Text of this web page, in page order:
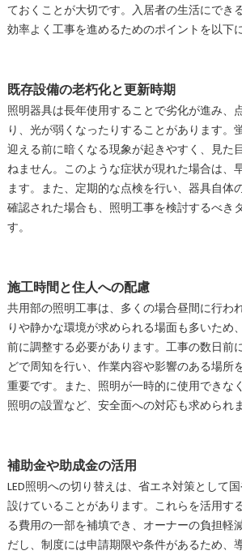
ておくことが大切です。入居者の生活にでき
効率よく工事を進めるためのポイントを以下
既存設備の老朽化と更新時期
照明器具は長年使用することで劣化が進み、
り、光が弱くなったりすることがあります。
迎える前に暗くなる現象が起きやすく、見た
ねません。このような症状が現れた場合は、
ます。また、定期的な点検を行い、器具自体
確認された場合も、照明工事を検討するべき
す。
施工時間と住人への配慮
共用部の照明工事は、多くの場合昼間に行わ
りや静かな環境が求められる場面も多いため
前に調整する必要があります。工事の数日前
どで周知を行い、作業内容や影響のある場所
重要です。また、照明が一時的に使用できな
照明の設置など、安全面への対応も求められま
補助金や助成金の活用
LED照明への切り替えは、省エネ対策として
設けていることがあります。これらを活用す
る費用の一部を補填でき、オーナーの負担軽
だし、制度には申請期限や条件があるため、